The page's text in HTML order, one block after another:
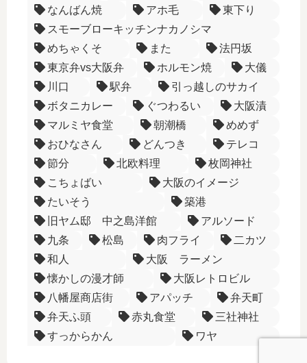
なんばん焼
アホ毛
東下り
スモーブローキッチンナカノシマ
めちゃくそ
また
法円坂
東京弁vs大阪弁
ホルモン焼
大儀
川口
駅弁
引っ越しのサカイ
ボタニカレー
ぐつわるい
大阪漬
マルミヤ食堂
朝潮橋
めめず
おひなさん
どんつき
テレコ
節分
北欧料理
枚岡神社
こちょばい
大阪のイメージ
たいそう
築港
旧ヤム邸 中之島洋館
アルソード
九条
松島 肉フライ
二カツ
和人
大阪 ラーメン
懐かしの漫才師
大阪レトロビル
八幡屋商店街
アパッチ
弁天町
弁天ふ頭
赤丸食堂
三社神社
すっからかん
ワヤ